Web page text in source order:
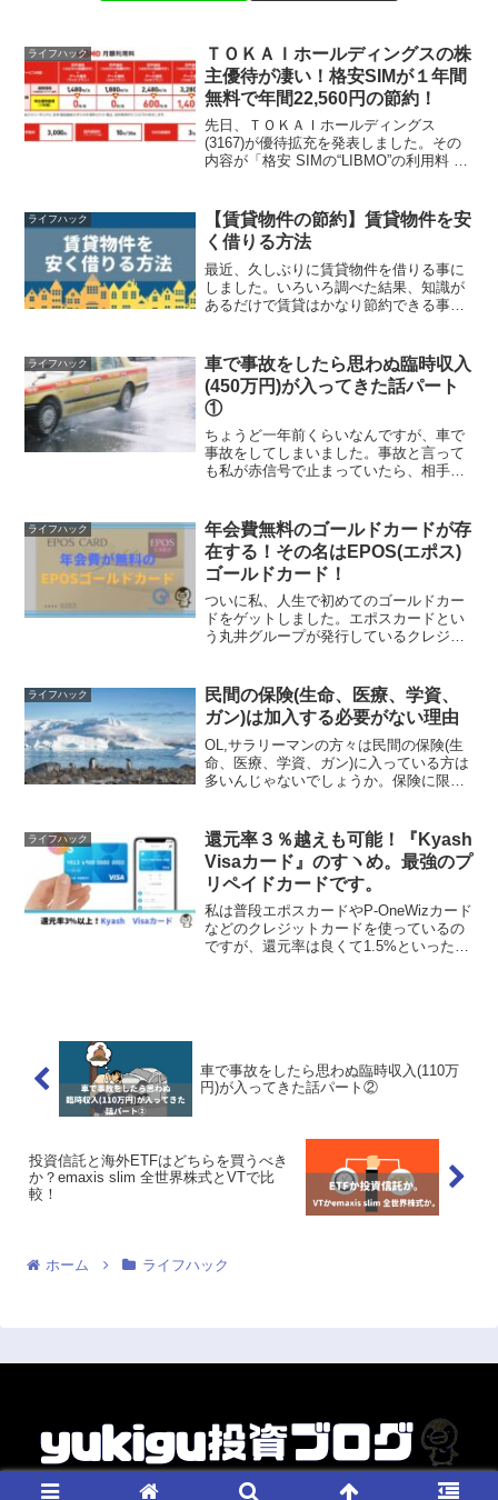
ライフハック
ＴＯＫＡＩホールディングスの株
主優待が凄い！格安SIMが１年間
無料で年間22,560円の節約！
先日、ＴＯＫＡＩホールディングス
(3167)が優待拡充を発表しました。その
内容が「格安 SIMの“LIBMO”の利用料 1
なります。携帯電話の代金は基本的にだ
れ...
ライフハック
【賃貸物件の節約】賃貸物件を安
く借りる方法
最近、久しぶりに賃貸物件を借りる事に
しました。いろいろ調べた結果、知識が
あるだけで賃貸はかなり節約できる事が
た賃貸物件の選び方についてご紹介させ
て頂きます。賃貸を選ぶと...
ライフハック
車で事故をしたら思わぬ臨時収入
(450万円)が入ってきた話パート
①
ちょうど一年前くらいなんですが、車で
事故をしてしまいました。事故と言って
も私が赤信号で止まっていたら、相手の
のですが、事故の際に首とひざを打った
ので、病院に通ってい...
ライフハック
年会費無料のゴールドカードが存
在する！その名はEPOS(エポス)
ゴールドカード！
ついに私、人生で初めてのゴールドカー
ドをゲットしました。エポスカードとい
う丸井グループが発行しているクレジッ
でゴールドカードが持てるなんて素晴ら
しすぎる...今回はこの...
ライフハック
民間の保険(生命、医療、学資、
ガン)は加入する必要がない理由
OL,サラリーマンの方々は民間の保険(生
命、医療、学資、ガン)に入っている方は
多いんじゃないでしょうか。保険に限ら
ので、注意しないといけません。保険
は、住宅に次ぐ人生で...
ライフハック
還元率３％越えも可能！『Kyash
Visaカード』のすヽめ。最強のプ
リペイドカードです。
私は普段エポスカードやP-OneWizカード
などのクレジットカードを使っているの
ですが、還元率は良くて1.5%といったと
車で事故をしたら思わぬ臨時収入(110万
円)が入ってきた話パート②
投資信託と海外ETFはどちらを買うべき
か？emaxis slim 全世界株式とVTで比
較！
ホーム ライフハック
© 2017 yukigu投資ブログ.